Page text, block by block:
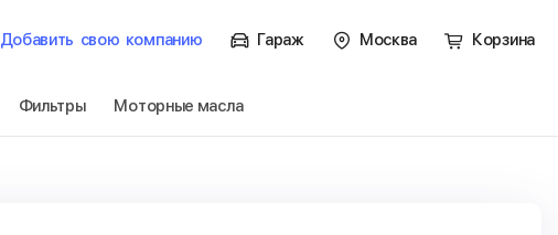
Добавить свою компанию Гараж Москва Корзина
Фильтры Моторные масла